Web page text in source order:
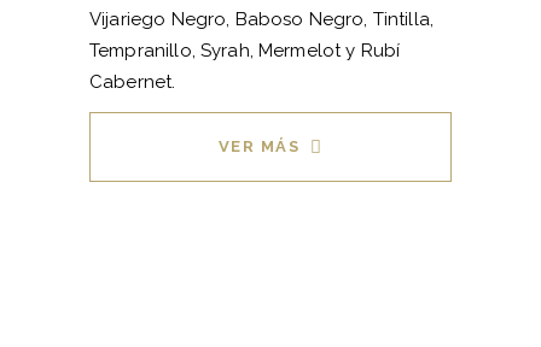
Vijariego Negro, Baboso Negro, Tintilla,
Tempranillo, Syrah, Mermelot y Rubí
Cabernet.
VER MÁS